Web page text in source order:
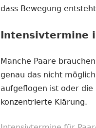
dass Bewegung
Intensivtermine
Manche Paare
genau das nicht
aufgeflogen ist oder
konzentrierte Klärung.